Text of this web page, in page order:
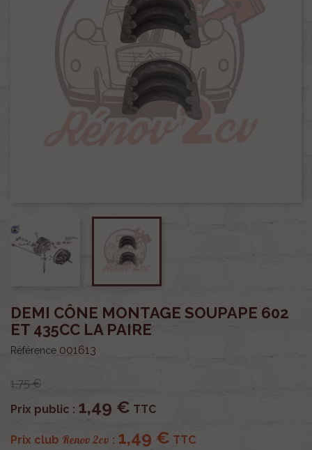
DEMI CÔNE MONTAGE SOUPAPE 602
ET 435CC LA PAIRE
Référence 001613
1,75 €
Prix public : 1,49 € TTC
Prix club Renov 2cv : 1,49 € TTC